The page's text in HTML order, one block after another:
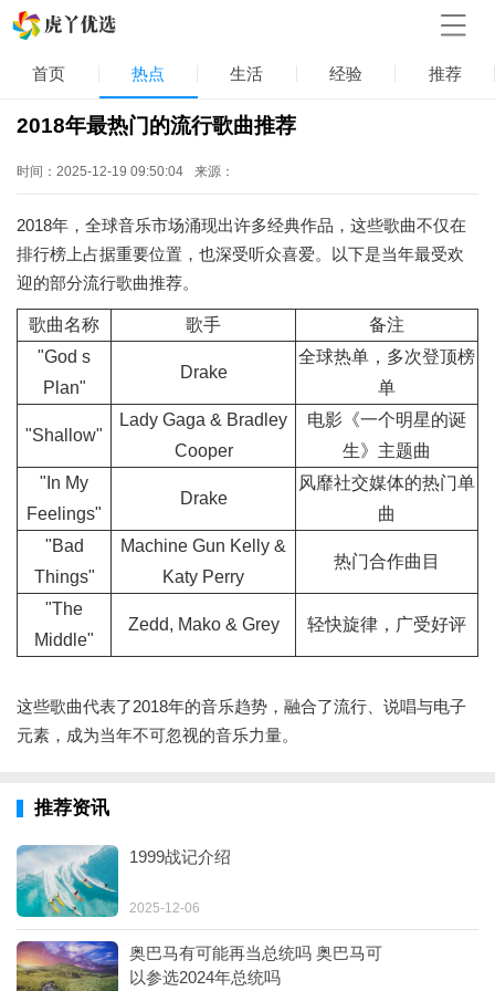
首页 热点 生活 经验 推荐
2018年最热门的流行歌曲推荐
时间：2025-12-19 09:50:04 来源：
2018年，全球音乐市场涌现出许多经典作品，这些歌曲不仅在
排行榜上占据重要位置，也深受听众喜爱。以下是当年最受欢
迎的部分流行歌曲推荐。
歌曲名称 歌手
备注
"God s
Plan"
Drake
全球热单，多次登顶榜
单
"Shallow"
Lady Gaga & Bradley
Cooper
电影《一个明星的诞
生》主题曲
"In My
Feelings"
Drake
风靡社交媒体的热门单
曲
"Bad
Things"
Machine Gun Kelly &
Katy Perry
热门合作曲目
"The
Middle"
Zedd, Mako & Grey 轻快旋律，广受好评
这些歌曲代表了2018年的音乐趋势，融合了流行、说唱与电子
元素，成为当年不可忽视的音乐力量。
推荐资讯
1999战记介绍
2025-12-06
奥巴马有可能再当总统吗 奥巴马可
以参选2024年总统吗